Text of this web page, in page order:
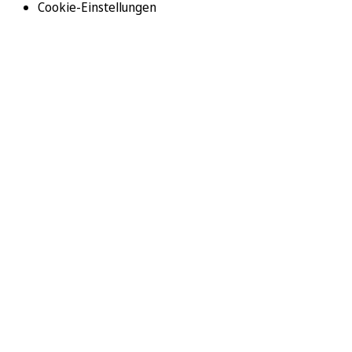
Cookie-Einstellungen